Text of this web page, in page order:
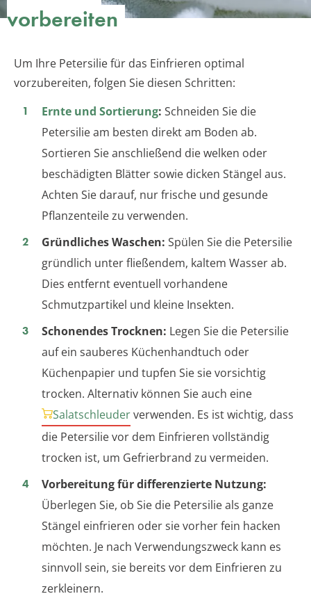
vorbereiten
Um Ihre Petersilie für das Einfrieren optimal
vorzubereiten, folgen Sie diesen Schritten:
Ernte und Sortierung: Schneiden Sie die
Petersilie am besten direkt am Boden ab.
Sortieren Sie anschließend die welken oder
beschädigten Blätter sowie dicken Stängel aus.
Achten Sie darauf, nur frische und gesunde
Pflanzenteile zu verwenden.
Gründliches Waschen: Spülen Sie die Petersilie
gründlich unter fließendem, kaltem Wasser ab.
Dies entfernt eventuell vorhandene
Schmutzpartikel und kleine Insekten.
Schonendes Trocknen: Legen Sie die Petersilie
auf ein sauberes Küchenhandtuch oder
Küchenpapier und tupfen Sie sie vorsichtig
trocken. Alternativ können Sie auch eine
Salatschleuderverwenden. Es ist wichtig, dass
die Petersilie vor dem Einfrieren vollständig
trocken ist, um Gefrierbrand zu vermeiden.
Vorbereitung für differenzierte Nutzung:
Überlegen Sie, ob Sie die Petersilie als ganze
Stängel einfrieren oder sie vorher fein hacken
möchten. Je nach Verwendungszweck kann es
sinnvoll sein, sie bereits vor dem Einfrieren zu
zerkleinern.